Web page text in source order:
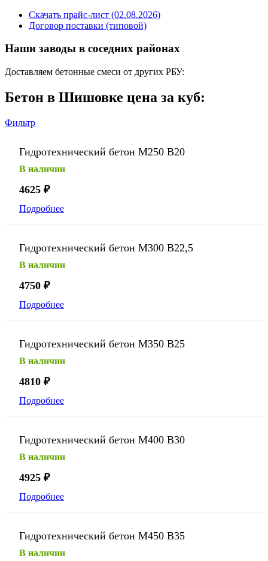
Скачать прайс-лист (02.08.2026)
Договор поставки (типовой)
Наши заводы в соседних районах
Доставляем бетонные смеси от других РБУ:
Бетон в Шишовке цена за куб:
Фильтр
Гидротехнический бетон М250 В20
В наличии
4625 ₽
Подробнее
Гидротехнический бетон М300 В22,5
В наличии
4750 ₽
Подробнее
Гидротехнический бетон М350 В25
В наличии
4810 ₽
Подробнее
Гидротехнический бетон М400 В30
В наличии
4925 ₽
Подробнее
Гидротехнический бетон М450 В35
В наличии